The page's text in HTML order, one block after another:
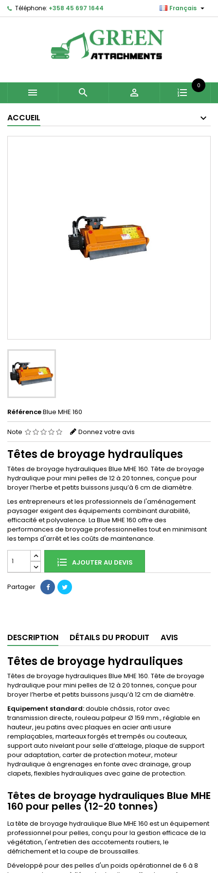
Téléphone: +358 45 697 1644 Français 
  
0
ACCUEIL
RéférenceBlue MHE 160
Note Donnez votre avis
Têtes de broyage hydrauliques
Têtes de broyage hydrauliques Blue MHE 160. Tête de broyage
hydraulique pour mini pelles de 12 à 20 tonnes, conçue pour
broyer l’herbe et petits buissons jusqu’à 6 cm de diamètre.
Les entrepreneurs et les professionnels de l'aménagement
paysager exigent des équipements combinant durabilité,
efficacité et polyvalence. La Blue MHE 160 offre des
performances de broyage professionnelles tout en minimisant
les temps d'arrêt et les coûts de maintenance.
AJOUTER AU DEVIS
Partager
DESCRIPTION DÉTAILS DU PRODUIT AVIS
Têtes de broyage hydrauliques
Têtes de broyage hydrauliques Blue MHE 160. Tête de broyage
hydraulique pour mini pelles de 12 à 20 tonnes, conçue pour
broyer l’herbe et petits buissons jusqu’à 12 cm de diamètre.
Equipement standard:double châssis, rotor avec
transmission directe, rouleau palpeur Ø 159 mm., réglable en
hauteur, jeu patins avec plaques en acier anti usure
remplaçables, marteaux forgés et trempés ou couteaux,
support auto nivelant pour selle d’attelage, plaque de support
pour adaptation, carter de protection moteur, moteur
hydraulique à engrenages en fonte avec drainage, group
clapets, flexibles hydrauliques avec gaine de protection.
Têtes de broyage hydrauliques Blue MHE
160 pour pelles (12-20 tonnes)
La tête de broyage hydraulique Blue MHE 160 est un équipement
professionnel pour pelles, conçu pour la gestion efficace de la
végétation, l'entretien des accotements routiers, le
défrichement et la coupe de broussailles.
Développé pour des pelles d'un poids opérationnel de 6 à 8